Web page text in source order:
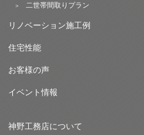
二世帯間取りプラン
リノベーション施工例
住宅性能
お客様の声
イベント情報
神野工務店について